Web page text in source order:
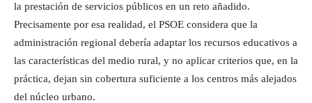
la prestación de servicios públicos en un reto añadido.
Precisamente por esa realidad, el PSOE considera que la
administración regional debería adaptar los recursos educativos a
las características del medio rural, y no aplicar criterios que, en la
práctica, dejan sin cobertura suficiente a los centros más alejados
del núcleo urbano.